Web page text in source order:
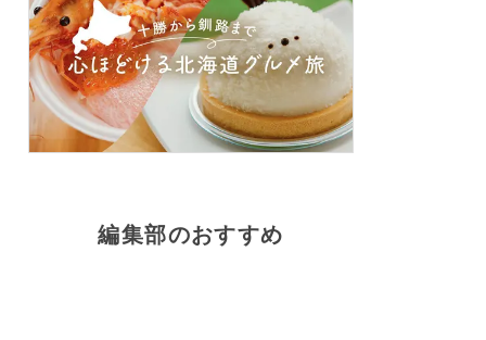
編集部のおすすめ